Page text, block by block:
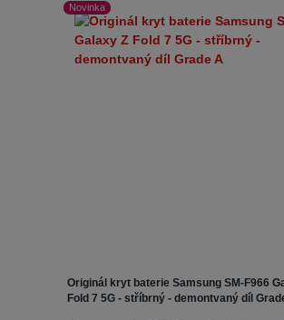
Novinka
Originál kryt baterie Samsung SM-F966
Fold 7 5G - stříbrný - demontvaný díl